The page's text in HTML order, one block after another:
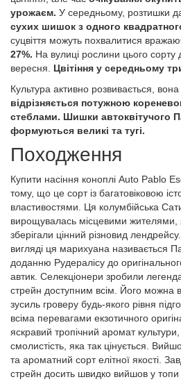
урожаєм. У середньому, розтишки
сухих шишок з одного
суцвіття можуть похвалитися
27%. На вулиці рослини цього сорту
вересня.
Цвітіння у середньому
Культура активно розвивається, вона
відрізняється потужною
стеблами. Шишки автоквітучого
формуються великі та тугі.
Походження
Купити насіння коноплі Auto Pablo
тому, що це сорт із багатовіковою
властивостями. Ця колумбійська
вирощувалась місцевими жителями,
зберігали цінний різновид
вигляді ця марихуана називається
доданню Рудералісу до
автик. Селекціонери зробили
стрейн доступним всім. Його можна
зусиль гроверу будь-якого рівня
всіма перевагами екзотичного
яскравий тропічний аромат культури,
смолистість, яка так цінується.
та ароматний сорт елітної якості.
стрейн досить швидко вийшов у топи